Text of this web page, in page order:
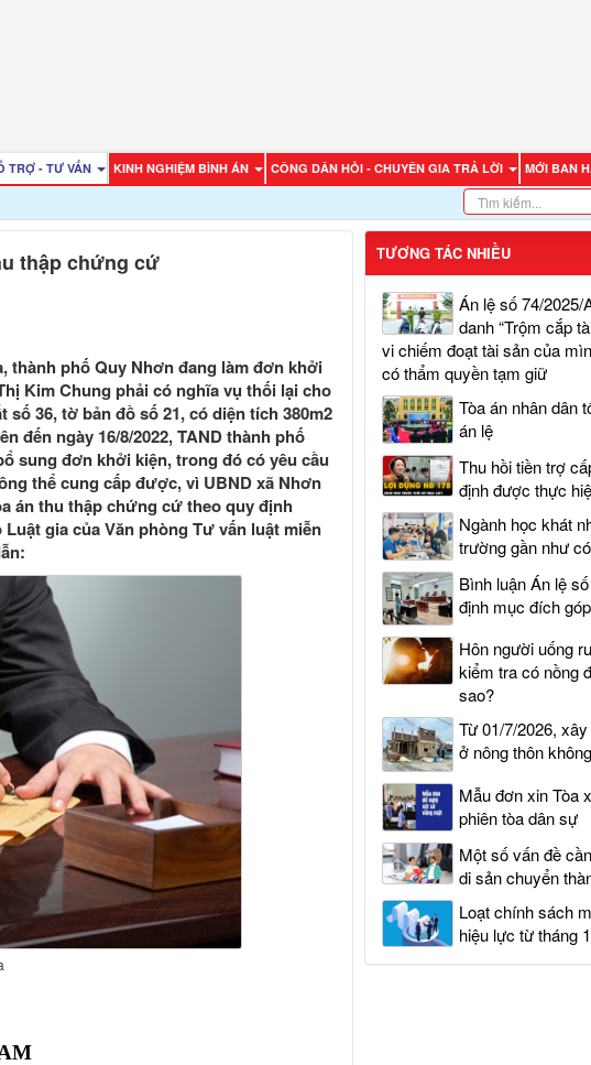
TRỢ - TƯ VẤN KINH NGHIỆM BÌNH ÁN CÔNG DÂN HỎI - CHUYÊN GIA TRẢ LỜI MỚI BAN
thập chứng cứ
thành phố Quy Nhơn đang làm đơn khởi
Kim Chung phải có nghĩa vụ thối lại cho
36, tờ bản đồ số 21, có diện tích 380m2
đến ngày 16/8/2022, TAND thành phố
sung đơn khởi kiện, trong đó có yêu cầu
thể cung cấp được, vì UBND xã Nhơn
án thu thập chứng cứ theo quy định
gia của Văn phòng Tư vấn luật miễn
TƯƠNG TÁC NHIỀU
Án lệ số 74/2025/
danh “Trộm cắp
vi chiếm đoạt tài sản của
có thẩm quyền tạm giữ
Tòa án nhân dân
án lệ
Thu hồi tiền trợ
định được thực
Ngành học khát
trường gần như
Bình luận Án lệ
định mục đích
Hôn người uống
kiểm tra có nồng
sao?
Từ 01/7/2026,
ở nông thôn
Mẫu đơn xin Tòa
phiên tòa dân sự
Một số vấn đề
di sản chuyển
Loạt chính sách
hiệu lực từ tháng